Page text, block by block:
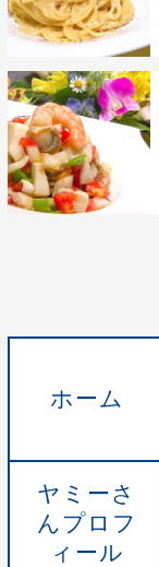
ホーム
ヤミーさ
んプロフ
ィール